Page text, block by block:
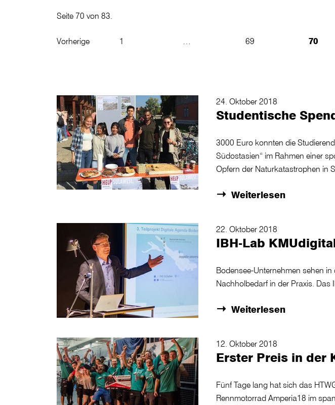
Seite 70 von 83.
Vorherige 1 69 70
24. Oktober 2018
Studentische
3000 Euro konnten die
Südostasien“ im Rahmen einer
Opfern der Naturkatastrophen in
Weiterlesen
22. Oktober 2018
IBH-Lab
Bodensee-Unternehmen sehen
Nachholbedarf in der Praxis. Das
Weiterlesen
12. Oktober 2018
Erster Preis in der
Fünf Tage lang hat sich das
Rennmotorrad Amperia18 im